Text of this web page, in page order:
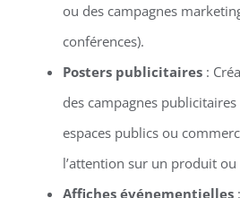
ou des campagnes
conférences).
Posters publicitaires:
des campagnes
espaces publics ou
l’attention sur un produit ou
Affiches événementielles